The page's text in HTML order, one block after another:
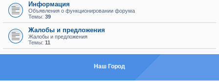
Информация
Объявления о функционировании форума
Темы: 39
Жалобы и предложения
Жалобы и предложения
Темы: 11
Наш Город